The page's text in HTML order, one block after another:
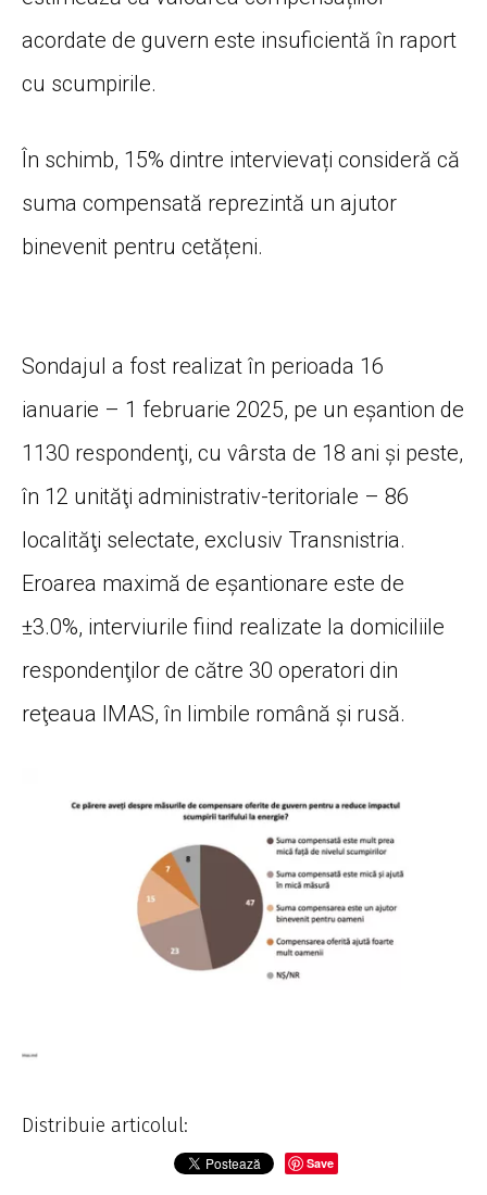
acordate de guvern este insuficientă în raport
cu scumpirile.
În schimb, 15% dintre intervievați consideră că
suma compensată reprezintă un ajutor
binevenit pentru cetățeni.
Sondajul a fost realizat în perioada 16
ianuarie – 1 februarie 2025, pe un eșantion de
1130 respondenţi, cu vârsta de 18 ani şi peste,
în 12 unităţi administrativ-teritoriale – 86
localităţi selectate, exclusiv Transnistria.
Eroarea maximă de eşantionare este de
±3.0%, interviurile fiind realizate la domiciliile
respondenţilor de către 30 operatori din
reţeaua IMAS, în limbile română şi rusă.
Distribuie articolul:
Save